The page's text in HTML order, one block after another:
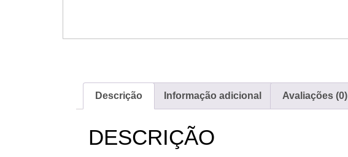
Descrição Informação adicional Avaliações (0)
DESCRIÇÃO